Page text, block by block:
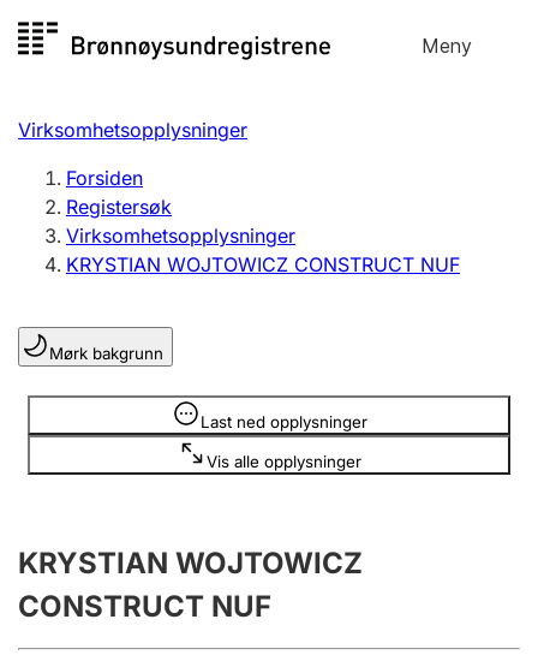
til
Meny
Registersøk
Aksjeselskap
Enkeltpersonforetak
Registrere, endre, slette
Lag og forening
Registrere, endre, slette
Årsregnskap
Innsending og forsinkelsesgebyr
Virksomhetsopplysninger
Forsiden
Registersøk
Virksomhetsopplysninger
KRYSTIAN WOJTOWICZ CONSTRUCT NUF
Mørk bakgrunn
Last ned opplysninger
Vis alle opplysninger
Opplysninger er skjult
KRYSTIAN WOJTOWICZ
CONSTRUCT NUF